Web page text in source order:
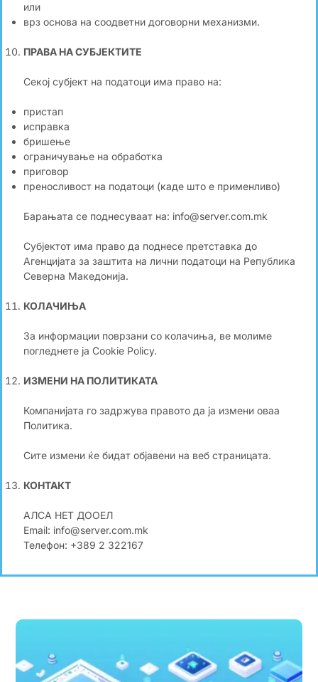
или
врз основа на соодветни договорни механизми.
ПРАВА НА СУБЈЕКТИТЕ
Секој субјект на податоци има право на:
пристап
исправка
бришење
ограничување на обработка
приговор
преносливост на податоци (каде што е применливо)
Барањата се поднесуваат на: info@server.com.mk
Субјектот има право да поднесе претставка до
Агенцијата за заштита на лични податоци на Република
Северна Македонија.
КОЛАЧИЊА
За информации поврзани со колачиња, ве молиме
погледнете ја Cookie Policy.
ИЗМЕНИ НА ПОЛИТИКАТА
Компанијата го задржува правото да ја измени оваа
Политика.
Сите измени ќе бидат објавени на веб страницата.
КОНТАКТ
АЛСА НЕТ ДООЕЛ
Email: info@server.com.mk
Телефон: +389 2 322167